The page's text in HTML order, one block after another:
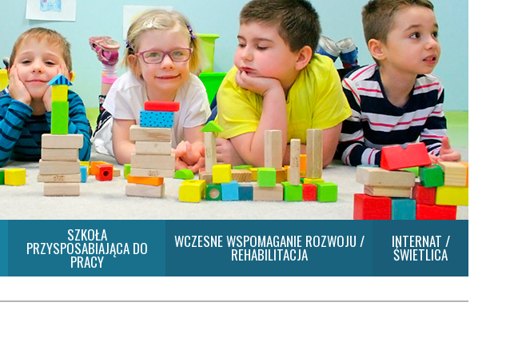
SZKOŁA
PRZYSPOSABIAJĄCA DO
PRACY
WCZESNE WSPOMAGANIE ROZWOJU /
REHABILITACJA
INTERNAT /
ŚWIETLICA